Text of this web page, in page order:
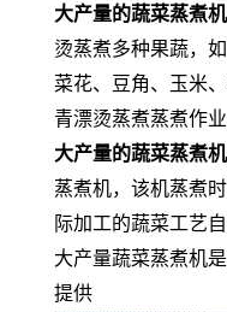
大产量的蔬菜蒸煮机
烫蒸煮多种果蔬，
菜花、豆角、玉米
青漂烫蒸煮蒸煮作业
大产量的蔬菜蒸煮机
蒸煮机，该机蒸煮
际加工的蔬菜工艺自
大产量蔬菜蒸煮机
提供